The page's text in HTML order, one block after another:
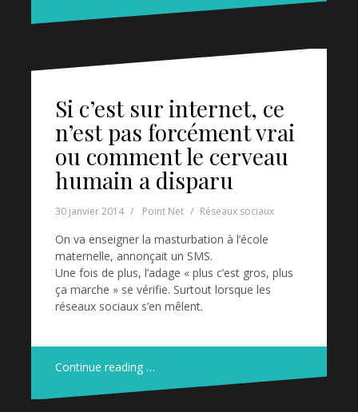
Si c’est sur internet, ce
n’est pas forcément vrai
ou comment le cerveau
humain a disparu
30 janvier 2014 Point Net Réseaux sociaux
On va enseigner la masturbation à l’école
maternelle, annonçait un SMS.
Une fois de plus, l’adage « plus c’est gros, plus
ça marche » se vérifie. Surtout lorsque les
réseaux sociaux s’en mêlent.
Continue reading …